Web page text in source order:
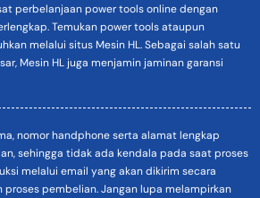
perbelanjaan power tools online dengan
Temukan power tools ataupun
melalui situs Mesin HL. Sebagai salah satu
Mesin HL juga menjamin jaminan garansi
nomor handphone serta alamat lengkap
sehingga tidak ada kendala pada saat proses
melalui email yang akan dikirim secara
proses pembelian. Jangan lupa melampirkan